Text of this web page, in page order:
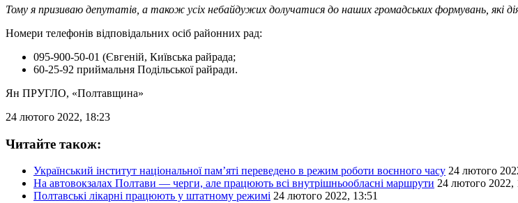
Тому я призиваю депутатів, а також усіх небайдужих долучатися до наших громадських формувань, які
Номери телефонів відповідальних осіб районних рад:
095-900-50-01 (Євгеній, Київська райрада;
60-25-92 приймальня Подільської райради.
Ян ПРУГЛО, «Полтавщина»
24 лютого 2022, 18:23
Читайте також:
Український інститут національної пам’яті переведено в режим роботи воєнного часу 24 лютого
На автовокзалах Полтави — черги, але працюють всі внутрішньообласні маршрути 24 лютого 2022,
Полтавські лікарні працюють у штатному режимі 24 лютого 2022, 13:51